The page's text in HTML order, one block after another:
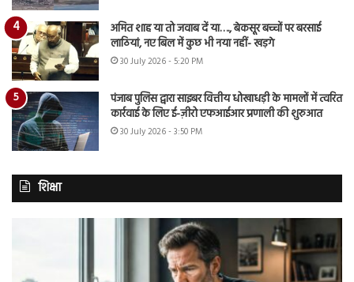
अमित शाह या तो जवाब दें या…., बेकसूर बच्चों पर बरसाई
लाठियां, नए बिल में कुछ भी नया नहीं- खड़गे
30 July 2026 - 5:20 PM
पंजाब पुलिस द्वारा साइबर वित्तीय धोखाधड़ी के मामलों में त्वरित
कार्रवाई के लिए ई-ज़ीरो एफआईआर प्रणाली की शुरुआत
30 July 2026 - 3:50 PM
शिक्षा